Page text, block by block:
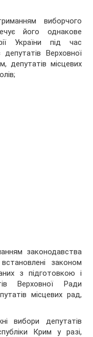
виборчого
його однакове
України під час
Верховної
депутатів місцевих
законодавства
законом
з підготовкою і
Верховної Ради
місцевих рад,
вибори депутатів
Крим у разі,